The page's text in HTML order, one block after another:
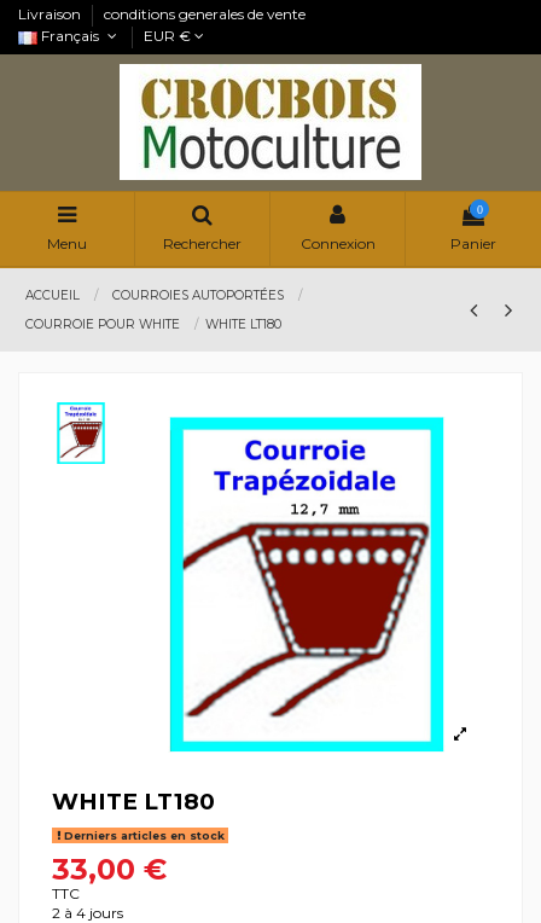
Livraison
conditions generales de vente
Français
EUR €
Menu Rechercher Connexion
0
Panier
ACCUEIL
COURROIES AUTOPORTÉES
COURROIE POUR WHITE
WHITE LT180
WHITE LT180
Derniers articles en stock
33,00 €
TTC
2 à 4 jours